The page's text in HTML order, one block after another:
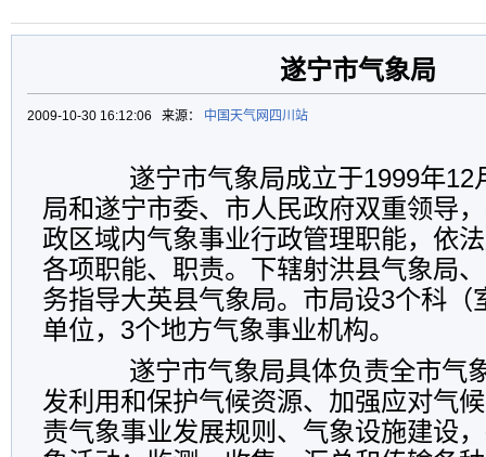
遂宁市气象局
2009-10-30 16:12:06 来源： 中国天气网四川站
遂宁市气象局成立于1999年12
局和遂宁市委、市人民政府双重领导
政区域内气象事业行政管理职能，依
各项职能、职责。下辖射洪县气象局
务指导大英县气象局。市局设3个科（
单位，3个地方气象事业机构。
遂宁市气象局具体负责全市气
发利用和保护气候资源、加强应对气
责气象事业发展规则、气象设施建设